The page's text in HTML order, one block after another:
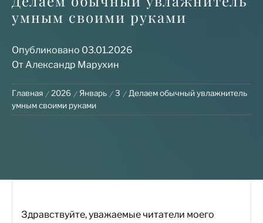
умным своими руками
Опубликовано 03.01.2026
ОтАлександр Марухин
Главная 2026 Январь 3
Делаем обычный увлажнитель
умным своими руками
Здравствуйте, уважаемые читатели моего